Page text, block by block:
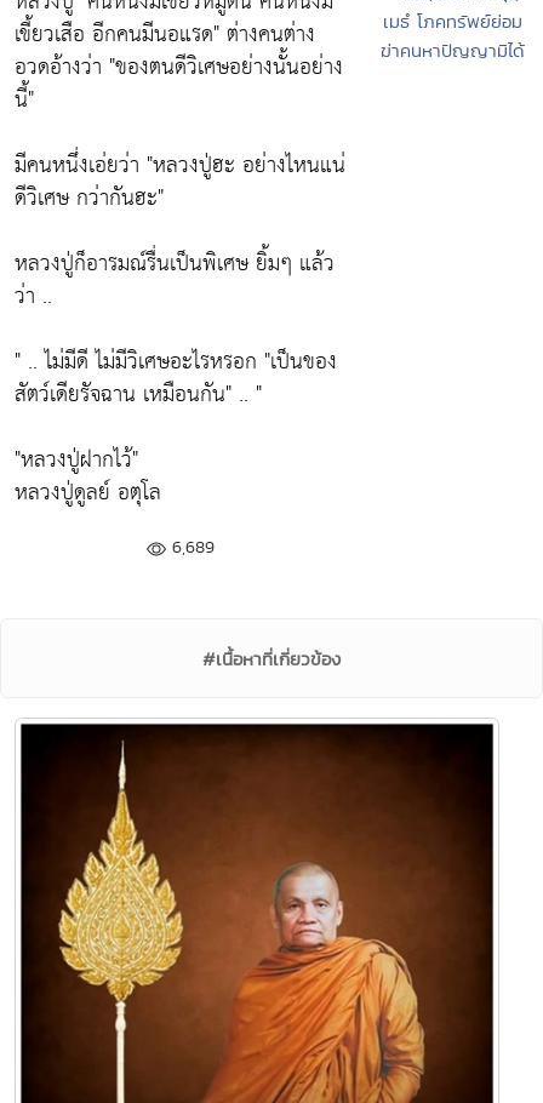
เขี้ยวเสือ อีกคนมีนอแรด"ต่างคนต่าง
อวดอ้างว่า "ของตนดีวิเศษอย่างนั้นอย่าง
นี้"
มีคนหนึ่งเอ่ยว่า "หลวงปู่ฮะ อย่างไหนแน่
ดีวิเศษ กว่ากันฮะ"
หลวงปู่ก็อารมณ์รื่นเป็นพิเศษ ยิ้มๆ แล้ว
ว่า ..
" ..ไม่มีดี ไม่มีวิเศษอะไรหรอก "เป็นของ
สัตว์เดียรัจฉาน เหมือนกัน" .. "
"หลวงปู่ฝากไว้"
หลวงปู่ดูลย์ อตุโล
6,689
เมธํ โภคทรัพย์ย่อม
ฆ่าคนหาปัญญามิได้
#เนื้อหาที่เกี่ยวข้อง